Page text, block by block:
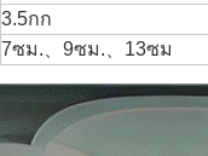
3.5กก
7ซม.、9ซม.、13ซม